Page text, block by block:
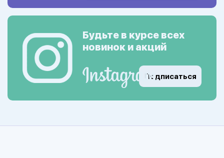
Будьте в курсе всех
новинок и акций
Подписаться